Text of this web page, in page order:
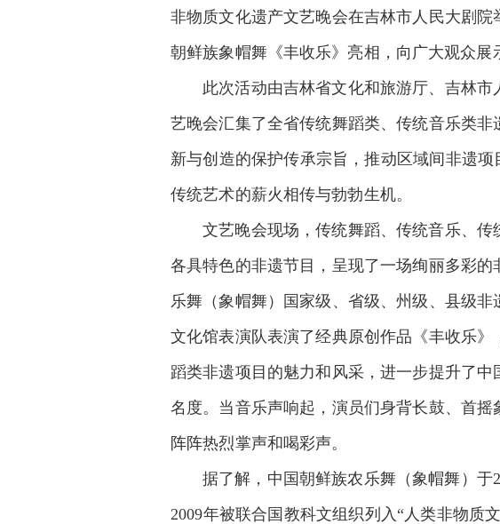
非物质文化遗产文艺晚会在吉林市人民大剧
朝鲜族象帽舞《丰收乐》亮相，向广大观众展
此次活动由吉林省文化和旅游厅、吉林
艺晚会汇集了全省传统舞蹈类、传统音乐类
新与创造的保护传承宗旨，推动区域间非遗
传统艺术的薪火相传与勃勃生机。
文艺晚会现场，传统舞蹈、传统音乐、
各具特色的非遗节目，呈现了一场绚丽多彩
乐舞（象帽舞）国家级、省级、州级、县级
文化馆表演队表演了经典原创作品《丰收乐
蹈类非遗项目的魅力和风采，进一步提升了
名度。当音乐声响起，演员们身背长鼓、首
阵阵热烈掌声和喝彩声。
据了解，中国朝鲜族农乐舞（象帽舞）于
2009年被联合国教科文组织列入“人类非物质